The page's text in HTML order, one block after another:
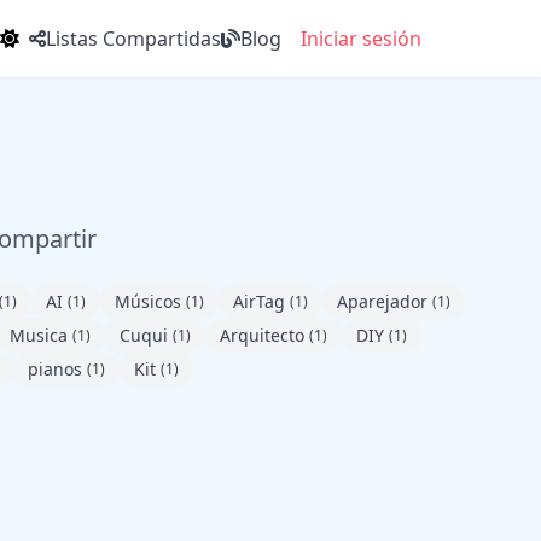
Listas Compartidas Blog Iniciar sesión
(1) AI (1) Músicos (1) AirTag (1) Aparejador (1)
Musica (1) Cuqui (1) Arquitecto (1) DIY (1)
pianos (1) Kit (1)